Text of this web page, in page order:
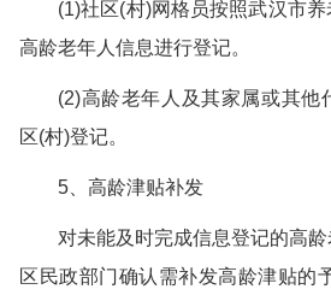
(1)社区(村)网格员按照武汉市
高龄老年人信息进行登记。
(2)高龄老年人及其家属或其他
区(村)登记。
5、高龄津贴补发
对未能及时完成信息登记的高
区民政部门确认需补发高龄津贴的